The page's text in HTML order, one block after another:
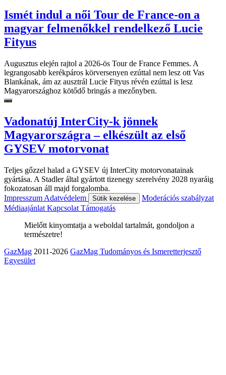
Ismét indul a női Tour de France-on a
magyar felmenőkkel rendelkező Lucie
Fityus
Augusztus elején rajtol a 2026-ös Tour de France Femmes. A
legrangosabb kerékpáros körversenyen ezúttal nem lesz ott Vas
Blankának, ám az ausztrál Lucie Fityus révén ezúttal is lesz
Magyarországhoz kötődő bringás a mezőnyben.
Vadonatúj InterCity-k jönnek
Magyarországra – elkészült az első
GYSEV motorvonat
Teljes gőzzel halad a GYSEV új InterCity motorvonatainak
gyártása. A Stadler által gyártott tizenegy szerelvény 2028 nyaráig
fokozatosan áll majd forgalomba.
Impresszum Adatvédelem Sütik kezelése
Moderációs szabályzat
Médiaajánlat Kapcsolat Támogatás
Mielőtt kinyomtatja a weboldal tartalmát, gondoljon a
természetre!
GazMag 2011-2026 GazMag Tudományos és Ismeretterjesztő
Egyesület